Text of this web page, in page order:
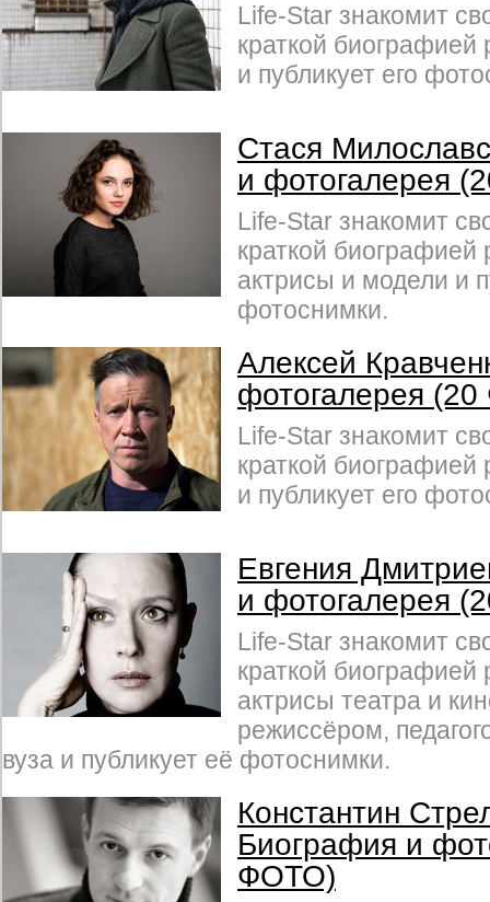
Life-Star знакомит
краткой биографией
и публикует его
Стася
и фотогалерея
Life-Star знакомит
краткой биографией
актрисы и модели и
фотоснимки.
Алексей
фотогалерея
Life-Star знакомит
краткой биографией
и публикует его
Евгения
и фотогалерея
Life-Star знакомит
краткой биографией
актрисы театра и
режиссёром,
вуза и публикует её фотоснимки.
Константин
Биография и
ФОТО)